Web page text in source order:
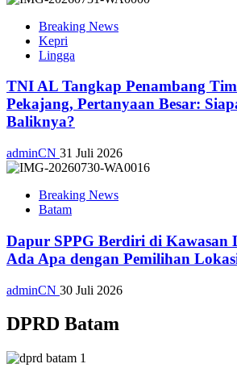
Breaking News
Kepri
Lingga
TNI AL Tangkap Penambang
Pekajang, Pertanyaan Besar:
Baliknya?
adminCN 31 Juli 2026
Breaking News
Batam
Dapur SPPG Berdiri di Kawasan
Ada Apa dengan Pemilihan
adminCN 30 Juli 2026
DPRD Batam